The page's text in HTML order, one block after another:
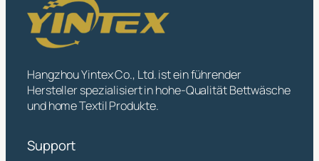
Hangzhou Yintex Co., Ltd. ist ein führender
Hersteller spezialisiert in hohe-Qualität Bettwäsche
und home Textil Produkte.
Support